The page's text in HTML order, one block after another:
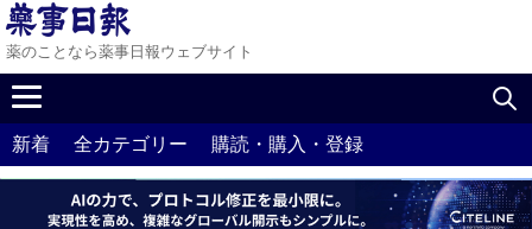
薬のことなら薬事日報ウェブサイト
新着 全カテゴリー 購読・購入・登録